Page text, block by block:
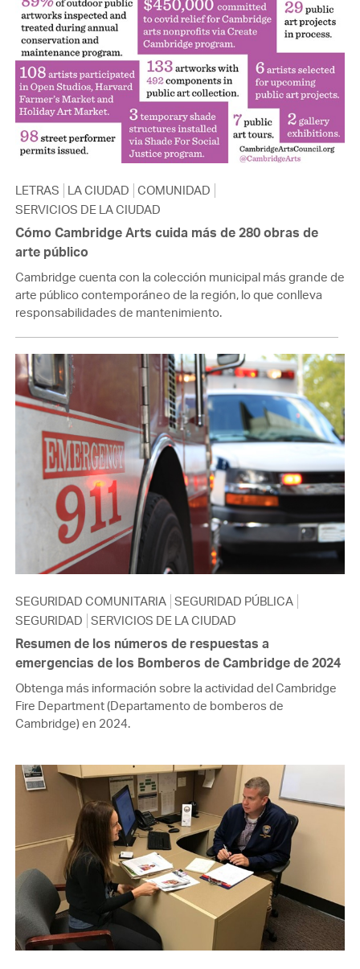
LETRAS LA CIUDAD COMUNIDAD
SERVICIOS DE LA CIUDAD
Cómo Cambridge Arts cuida más de 280 obras de
arte público
Cambridge cuenta con la colección municipal más grande de
arte público contemporáneo de la región, lo que conlleva
responsabilidades de mantenimiento.
SEGURIDAD COMUNITARIA SEGURIDAD PÚBLICA
SEGURIDAD SERVICIOS DE LA CIUDAD
Resumen de los números de respuestas a
emergencias de los Bomberos de Cambridge de 2024
Obtenga más información sobre la actividad del Cambridge
Fire Department (Departamento de bomberos de
Cambridge) en 2024.